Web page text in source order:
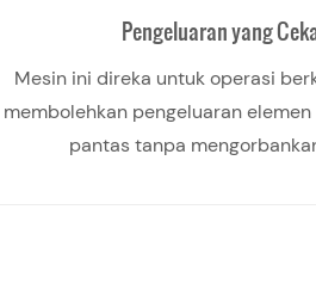
Pengeluaran yang
Mesin ini direka untuk operasi
membolehkan pengeluaran
pantas tanpa